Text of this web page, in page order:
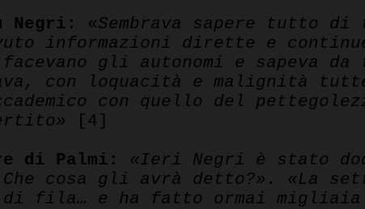
Negri: «Sembrava sapere tutto
informazioni dirette e
facevano gli autonomi e sapeva
con loquacità e malignità
con quello del
[4]
di Palmi:
«Ieri Negri è stato
cosa gli avrà detto?». «La
di fila… e ha fatto ormai migliaia